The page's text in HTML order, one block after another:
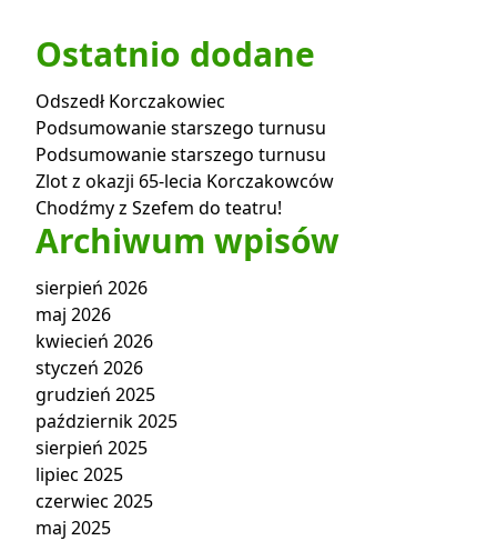
Ostatnio dodane
Odszedł Korczakowiec
Podsumowanie starszego turnusu
Podsumowanie starszego turnusu
Zlot z okazji 65-lecia Korczakowców
Chodźmy z Szefem do teatru!
Archiwum wpisów
sierpień 2026
maj 2026
kwiecień 2026
styczeń 2026
grudzień 2025
październik 2025
sierpień 2025
lipiec 2025
czerwiec 2025
maj 2025